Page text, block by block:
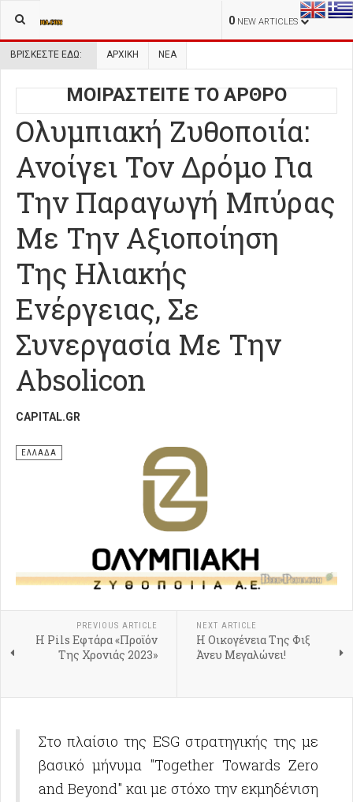
0 NEW ARTICLES
ΒΡΊΣΚΕΣΤΕ ΕΔΏ: ΑΡΧΙΚΉ ΝΕΑ
ΜΟΙΡΑΣΤΕΙΤΕ ΤΟ ΑΡΘΡΟ
Ολυμπιακή Ζυθοποιία:
Ανοίγει Τον Δρόμο Για
Την Παραγωγή Μπύρας
Με Την Αξιοποίηση
Της Ηλιακής
Ενέργειας, Σε
Συνεργασία Με Την
Absolicon
CAPITAL.GR
ΕΛΛΑΔΑ
PREVIOUS ARTICLE
Η Pils Εφτάρα «Προϊόν
Της Χρονιάς 2023»
NEXT ARTICLE
Η Οικογένεια Της Φιξ
Άνευ Μεγαλώνει!
Στο πλαίσιο της ESG στρατηγικής της με
βασικό μήνυμα "Together Towards Zero
and Beyond" και με στόχο την εκμηδένιση